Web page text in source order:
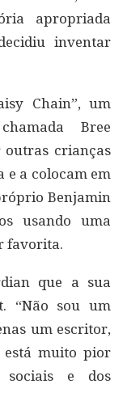
apropriada
inventar
Chain”, um
Bree
outras crianças
e a colocam em
Benjamin
usando uma
favorita.
que a sua
“Não sou um
um escritor,
está muito pior
e dos